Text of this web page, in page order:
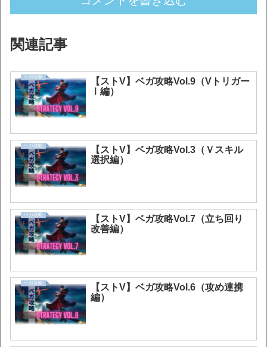
関連記事
ベガ攻略
【ストV】ベガ攻略Vol.9（Vトリガー
Ⅰ編）
ベガ攻略
【ストV】ベガ攻略Vol.3（Ｖスキル
選択編）
ベガ攻略
【ストV】ベガ攻略Vol.7（立ち回り
改善編）
ベガ攻略
【ストV】ベガ攻略Vol.6（攻め連携
編）